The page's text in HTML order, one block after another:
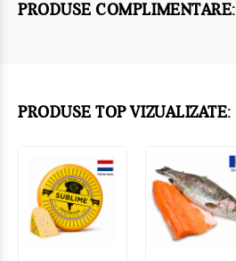
PRODUSE COMPLIMENTARE:
PRODUSE TOP VIZUALIZATE: